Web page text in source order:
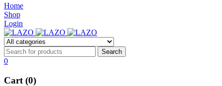
Home
Shop
Login
0
Cart (0)